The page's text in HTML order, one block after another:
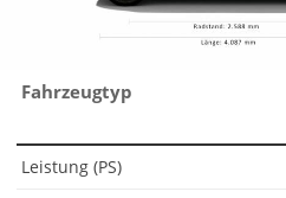
Fahrzeugtyp
Leistung (PS)